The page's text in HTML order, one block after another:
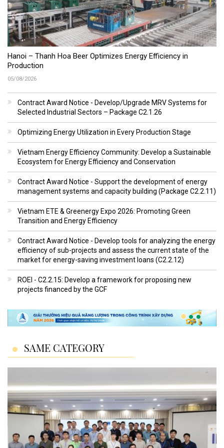
Hanoi – Thanh Hoa Beer Optimizes Energy Efficiency in
Production
05/08/2026
Contract Award Notice - Develop/Upgrade MRV Systems for
Selected Industrial Sectors – Package C2.1.26
Optimizing Energy Utilization in Every Production Stage
Vietnam Energy Efficiency Community: Develop a Sustainable
Ecosystem for Energy Efficiency and Conservation
Contract Award Notice - Support the development of energy
management systems and capacity building (Package C2.2.11)
Vietnam ETE & Greenergy Expo 2026: Promoting Green
Transition and Energy Efficiency
Contract Award Notice - Develop tools for analyzing the energy
efficiency of sub-projects and assess the current state of the
market for energy-saving investment loans (C2.2.12)
ROEI - C2.2.15: Develop a framework for proposing new
projects financed by the GCF
SAME CATEGORY